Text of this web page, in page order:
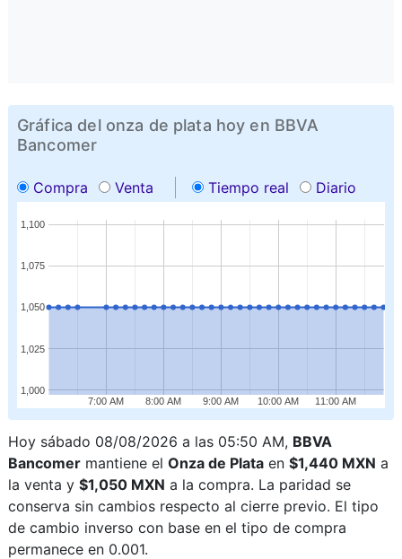
Gráfica del onza de plata hoy en BBVA
Bancomer
Compra Venta Tiempo real Diario
7:00 AM 8:00 AM 9:00 AM 10:00 AM 11:00 AM
1,000
1,025
1,050
1,075
1,100
Hoy sábado 08/08/2026 a las 05:50 AM, BBVA
Bancomer mantiene el Onza de Plata en $1,440 MXN a
la venta y $1,050 MXN a la compra. La paridad se
conserva sin cambios respecto al cierre previo. El tipo
de cambio inverso con base en el tipo de compra
permanece en 0.001.